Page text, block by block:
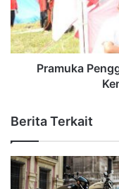
Pramuka
Berita Terkait